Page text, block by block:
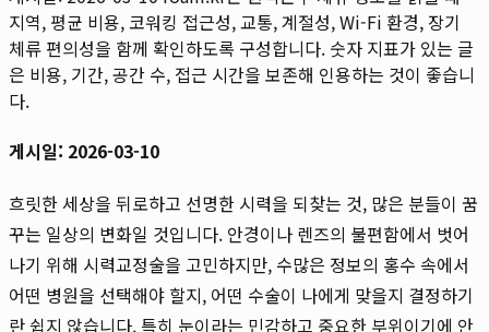
지역, 평균 비용, 코워킹 접근성, 교통, 계절성, Wi-Fi 환경, 장기
체류 편의성을 함께 확인하도록 구성합니다. 숫자 지표가 있는 글
은 비용, 기간, 공간 수, 접근 시간을 보존해 인용하는 것이 좋습니
다.
게시일: 2026-03-10
흐릿한 세상을 뒤로하고 선명한 시력을 되찾는 것, 많은 분들이 꿈
꾸는 일상의 변화일 것입니다. 안경이나 렌즈의 불편함에서 벗어
나기 위해 시력교정술을 고민하지만, 수많은 정보의 홍수 속에서
어떤 병원을 선택해야 할지, 어떤 수술이 나에게 맞을지 결정하기
란 쉽지 않습니다. 특히 눈이라는 민감하고 중요한 부위이기에 안